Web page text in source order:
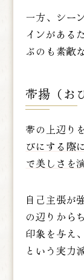
一方、シー
インがある
ぶのも素敵
帯揚（お
帯の上辺り
びにする際
で美しさを
自己主張が
の辺りから
印象を与え
という実力